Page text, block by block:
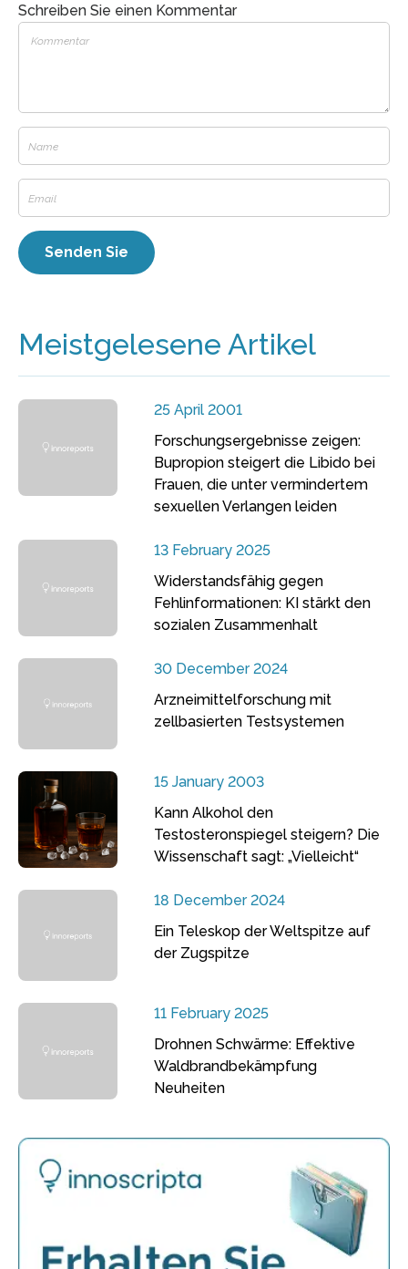
Schreiben Sie einen Kommentar
Meistgelesene Artikel
25 April 2001
Forschungsergebnisse zeigen:
Bupropion steigert die Libido bei
Frauen, die unter vermindertem
sexuellen Verlangen leiden
13 February 2025
Widerstandsfähig gegen
Fehlinformationen: KI stärkt den
sozialen Zusammenhalt
30 December 2024
Arzneimittelforschung mit
zellbasierten Testsystemen
15 January 2003
Kann Alkohol den
Testosteronspiegel steigern? Die
Wissenschaft sagt: „Vielleicht“
18 December 2024
Ein Teleskop der Weltspitze auf
der Zugspitze
11 February 2025
Drohnen Schwärme: Effektive
Waldbrandbekämpfung
Neuheiten